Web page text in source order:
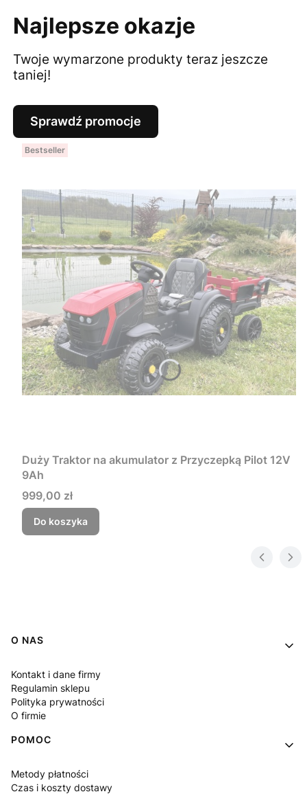
Najlepsze okazje
Twoje wymarzone produkty teraz jeszcze
taniej!
Sprawdź promocje
Bestseller
Duży Traktor na akumulator z Przyczepką Pilot 12V
9Ah
Cena
999,00 zł
Do koszyka
Linki w stopce
O NAS
Kontakt i dane firmy
Regulamin sklepu
Polityka prywatności
O firmie
POMOC
Metody płatności
Czas i koszty dostawy